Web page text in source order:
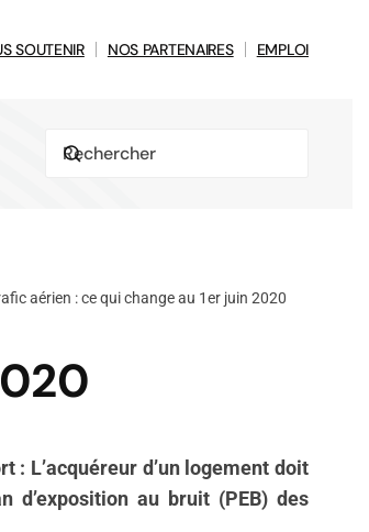
SOUTENIR NOS PARTENAIRES EMPLOI
aérien : ce qui change au 1er juin 2020
L’acquéreur d’un logement doit
au bruit (PEB) des